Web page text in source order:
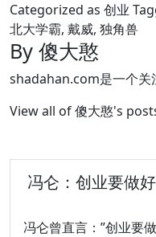
Categorized as 创业
北大学霸, 戴威, 独角兽
By 傻大憨
shadahan.com是一个关
View all of 傻大憨's
冯仑：创业要做
冯仑曾直言：”创业要